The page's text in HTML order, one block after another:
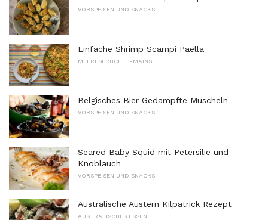
VORSPEISEN UND SNACKS
Einfache Shrimp Scampi Paella
MEERESFRÜCHTE-MAINS
Belgisches Bier Gedämpfte Muscheln
VORSPEISEN UND SNACKS
Seared Baby Squid mit Petersilie und
Knoblauch
VORSPEISEN UND SNACKS
Australische Austern Kilpatrick Rezept
AUSTRALISCHES ESSEN